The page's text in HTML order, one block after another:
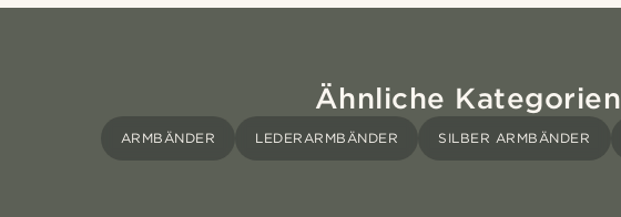
Ähnliche Kategorien
ARMBÄNDER LEDERARMBÄNDER SILBER ARMBÄNDER